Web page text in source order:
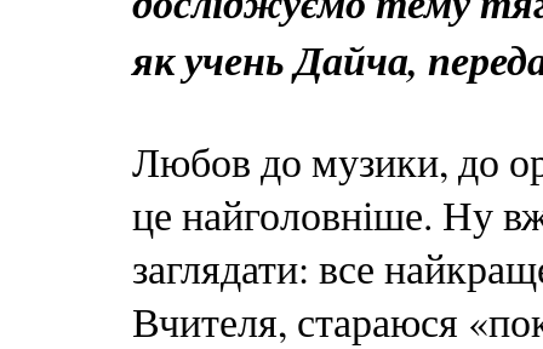
як учень Дайча,
Любов до музики, до
це найголовніше. Ну
заглядати: все
Вчителя, стараюся